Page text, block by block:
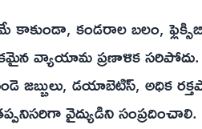
కాకుండా, కండరాల బలం,
వ్యాయామ ప్రణాళిక
జబ్బులు, డయాబెటిస్, అధిక
వైద్యుడిని సంప్రదించాలి.